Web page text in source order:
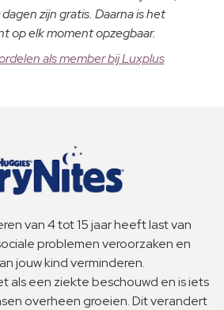
zijn gratis. Daarna is het
op elk moment opzegbaar.
als member bij Luxplus
van 4 tot 15 jaar heeft last van
problemen veroorzaken en
jouw kind verminderen.
als een ziekte beschouwd en is iets
overheen groeien. Dit verandert